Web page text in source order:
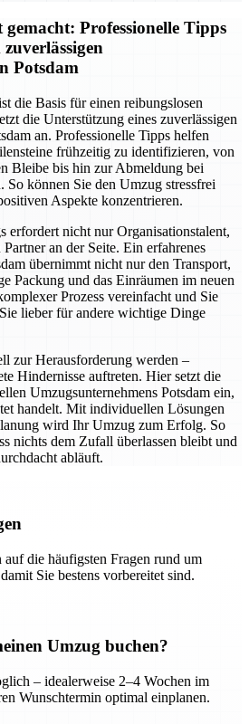
Professionelle Tipps
Potsdam
die Basis für einen reibungslosen
die Unterstützung eines zuverlässigen
an. Professionelle Tipps helfen
frühzeitig zu identifizieren, von
Bleibe bis hin zur Abmeldung bei
So können Sie den Umzug stressfrei
Aspekte konzentrieren.
erfordert nicht nur Organisationstalent,
an der Seite. Ein erfahrenes
übernimmt nicht nur den Transport,
Packung und das Einräumen im neuen
Prozess vereinfacht und Sie
lieber für andere wichtige Dinge
zur Herausforderung werden –
Hindernisse auftreten. Hier setzt die
Umzugsunternehmens Potsdam ein,
handelt. Mit individuellen Lösungen
wird Ihr Umzug zum Erfolg. So
nichts dem Zufall überlassen bleibt und
abläuft.
die häufigsten Fragen rund um
Sie bestens vorbereitet sind.
Umzug buchen?
– idealerweise 2–4 Wochen im
Wunschtermin optimal einplanen.